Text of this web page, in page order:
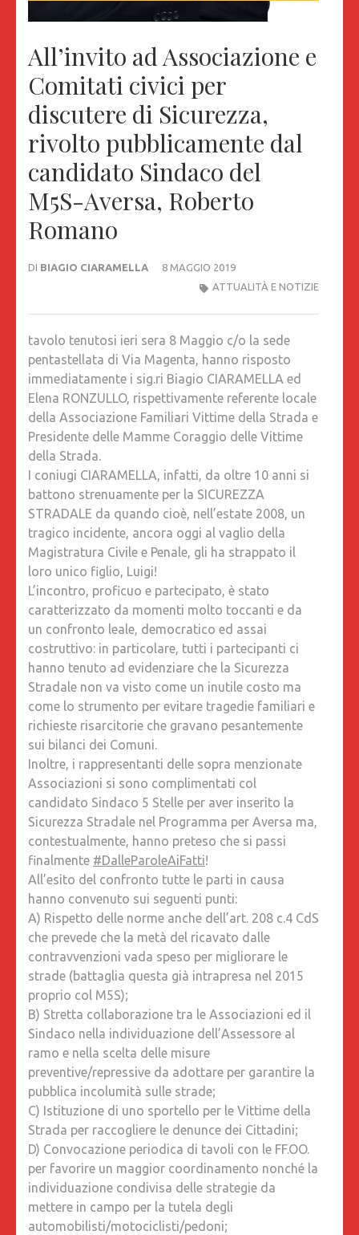
All’invito ad Associazione e
Comitati civici per
discutere di Sicurezza,
rivolto pubblicamente dal
candidato Sindaco del
M5S-Aversa, Roberto
Romano
DI BIAGIO CIARAMELLA
8 MAGGIO 2019
ATTUALITÀ E NOTIZIE
tavolo tenutosi ieri sera 8 Maggio c/o la sede
pentastellata di Via Magenta, hanno risposto
immediatamente i sig.ri Biagio CIARAMELLA ed
Elena RONZULLO, rispettivamente referente locale
della Associazione Familiari Vittime della Strada e
Presidente delle Mamme Coraggio delle Vittime
della Strada.
I coniugi CIARAMELLA, infatti, da oltre 10 anni si
battono strenuamente per la SICUREZZA
STRADALE da quando cioè, nell’estate 2008, un
tragico incidente, ancora oggi al vaglio della
Magistratura Civile e Penale, gli ha strappato il
loro unico figlio, Luigi!
L’incontro, proficuo e partecipato, è stato
caratterizzato da momenti molto toccanti e da
un confronto leale, democratico ed assai
costruttivo: in particolare, tutti i partecipanti ci
hanno tenuto ad evidenziare che la Sicurezza
Stradale non va visto come un inutile costo ma
come lo strumento per evitare tragedie familiari e
richieste risarcitorie che gravano pesantemente
sui bilanci dei Comuni.
Inoltre, i rappresentanti delle sopra menzionate
Associazioni si sono complimentati col
candidato Sindaco 5 Stelle per aver inserito la
Sicurezza Stradale nel Programma per Aversa ma,
contestualmente, hanno preteso che si passi
finalmente #DalleParoleAiFatti!
All’esito del confronto tutte le parti in causa
hanno convenuto sui seguenti punti:
A) Rispetto delle norme anche dell’art. 208 c.4 CdS
che prevede che la metà del ricavato dalle
contravvenzioni vada speso per migliorare le
strade (battaglia questa già intrapresa nel 2015
proprio col M5S);
B) Stretta collaborazione tra le Associazioni ed il
Sindaco nella individuazione dell’Assessore al
ramo e nella scelta delle misure
preventive/repressive da adottare per garantire la
pubblica incolumità sulle strade;
C) Istituzione di uno sportello per le Vittime della
Strada per raccogliere le denunce dei Cittadini;
D) Convocazione periodica di tavoli con le FF.OO.
per favorire un maggior coordinamento nonché la
individuazione condivisa delle strategie da
mettere in campo per la tutela degli
automobilisti/motociclisti/pedoni;